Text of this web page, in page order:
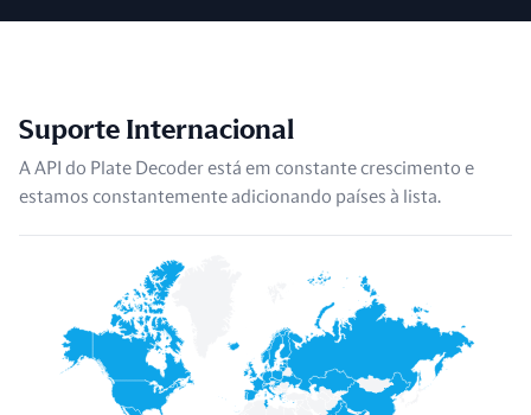
Suporte Internacional
A API do Plate Decoder está em constante crescimento e
estamos constantemente adicionando países à lista.